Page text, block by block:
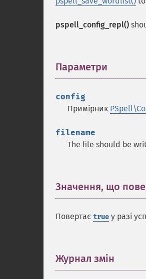
pspell_config_repl()
Параметри
config
Примірник
filename
The file should be
Значення, що
Повертає true у разі
Журнал змін